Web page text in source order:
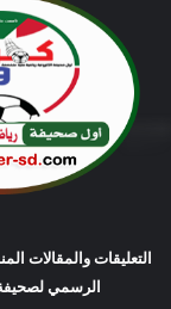
التعليقات والمقالات
الرسمي لصحيفة